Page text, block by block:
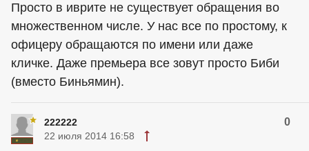
Просто в иврите не существует обращения во
множественном числе. У нас все по простому, к
офицеру обращаются по имени или даже
кличке. Даже премьера все зовут просто Биби
(вместо Биньямин).
222222 0
22 июля 2014 16:58